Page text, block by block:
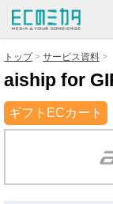
トップ サービス資料
aiship for
ギフトECカート